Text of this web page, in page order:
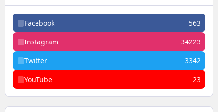
Facebook 563
Instagram 34223
Twitter 3342
YouTube 23